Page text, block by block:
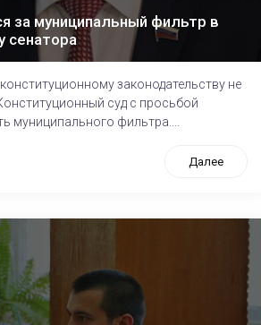
за муниципальный фильтр в
сенатора
законодательству не
суд с просьбой
муниципального фильтра....
Далее